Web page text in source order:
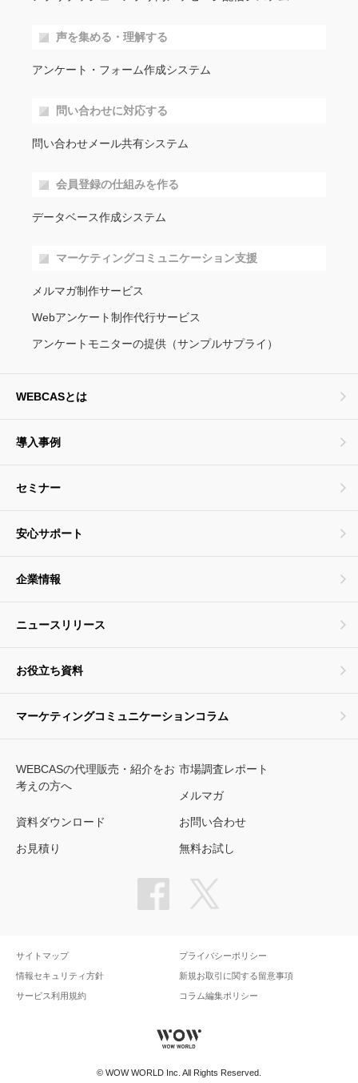
声を集める・理解する
アンケート・フォーム作成システム
問い合わせに対応する
問い合わせメール共有システム
会員登録の仕組みを作る
データベース作成システム
マーケティングコミュニケーション支援
メルマガ制作サービス
Webアンケート制作代行サービス
アンケートモニターの提供（サンプルサプライ）
WEBCASとは
導入事例
セミナー
安心サポート
企業情報
ニュースリリース
お役立ち資料
マーケティングコミュニケーションコラム
WEBCASの代理販売・紹介をお
考えの方へ
市場調査レポート
メルマガ
資料ダウンロード お問い合わせ
お見積り 無料お試し
サイトマップ プライバシーポリシー
情報セキュリティ方針 新規お取引に関する留意事項
サービス利用規約 コラム編集ポリシー
© WOW WORLD Inc. All Rights Reserved.